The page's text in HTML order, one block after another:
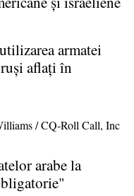
armatei
aflaţi în
arabe la